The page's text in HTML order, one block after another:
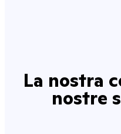
La nostra
nostre